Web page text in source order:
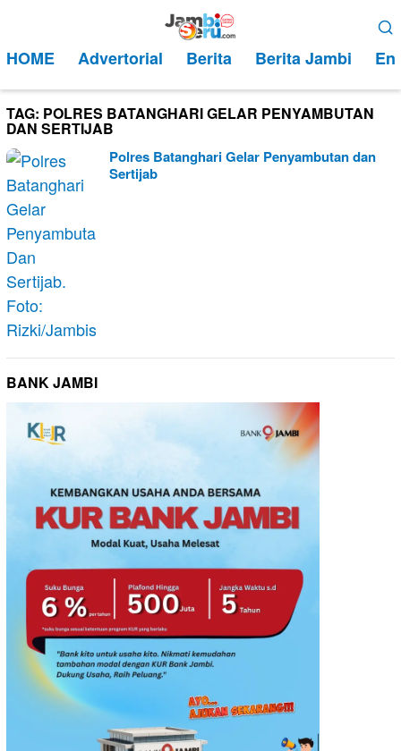
kontenMobile
HOME Advertorial Berita Berita Jambi
TAG: POLRES BATANGHARI GELAR PENYAMBUTAN
DAN SERTIJAB
Polres Batanghari Gelar Penyambutan dan
Sertijab
BANK JAMBI